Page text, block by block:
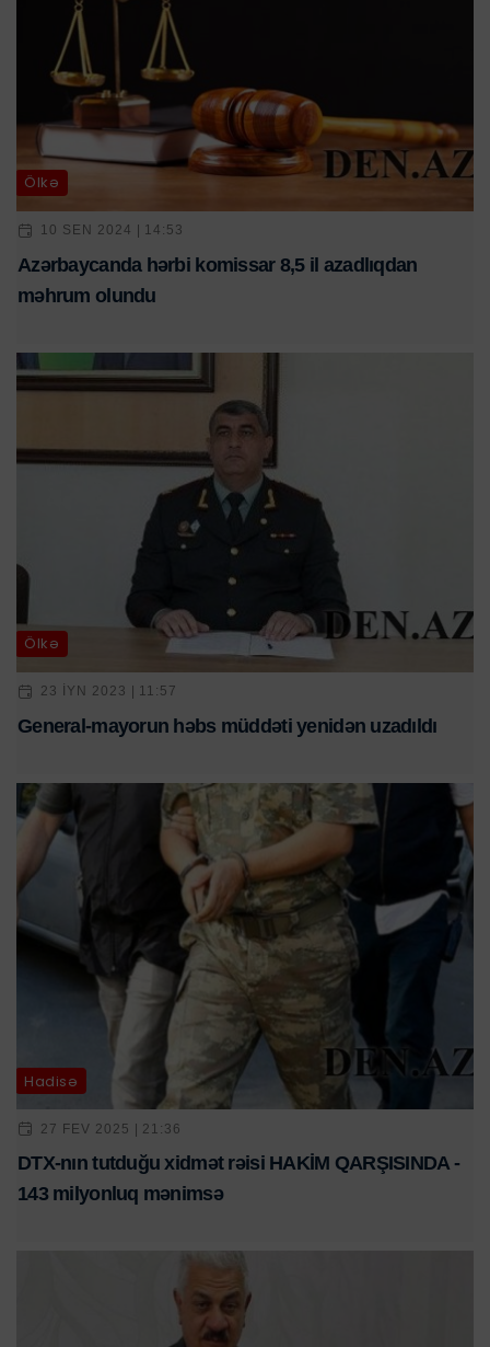
Ölkə
10 SEN 2024 | 14:53
Azərbaycanda hərbi komissar 8,5 il azadlıqdan
məhrum olundu
Ölkə
23 IYN 2023 | 11:57
General-mayorun həbs müddəti yenidən uzadıldı
Hadisə
27 FEV 2025 | 21:36
DTX-nın tutduğu xidmət rəisi HAKİM QARŞISINDA -
143 milyonluq mənimsə